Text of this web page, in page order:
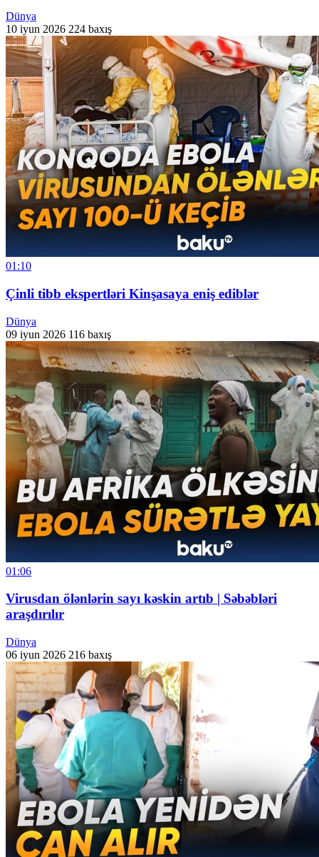
Dünya
10 iyun 2026 224 baxış
01:10
Çinli tibb ekspertləri Kinşasaya eniş ediblər
Dünya
09 iyun 2026 116 baxış
01:06
Virusdan ölənlərin sayı kəskin artıb | Səbəbləri
araşdırılır
Dünya
06 iyun 2026 216 baxış